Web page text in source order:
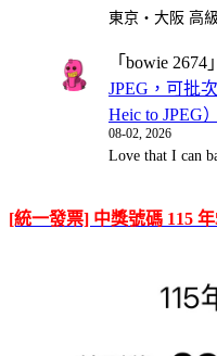
東京・大阪 高
「 bowie 2674
JPEG，可批
Heic to JPEG）
08-02, 2026
Love that I can
[統一發票] 中獎號碼 115 年